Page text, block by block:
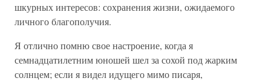
шкурных интересов: сохранения жизни, ожидаемого
личного благополучия.
Я отлично помню свое настроение, когда я
семнадцатилетним юношей шел за сохой под жарким
солнцем; если я видел идущего мимо писаря,